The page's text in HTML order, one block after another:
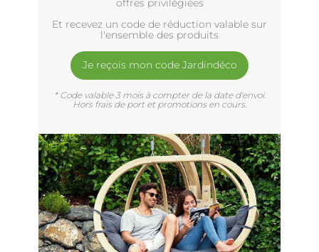
offres privilègiées
Et recevez un code de réduction valable sur
l'ensemble des produits
Je reçois mon code Jardindéco
* Code valable 3 mois à compter de la date d'envoi.
Hors frais de port et promotions en cours.